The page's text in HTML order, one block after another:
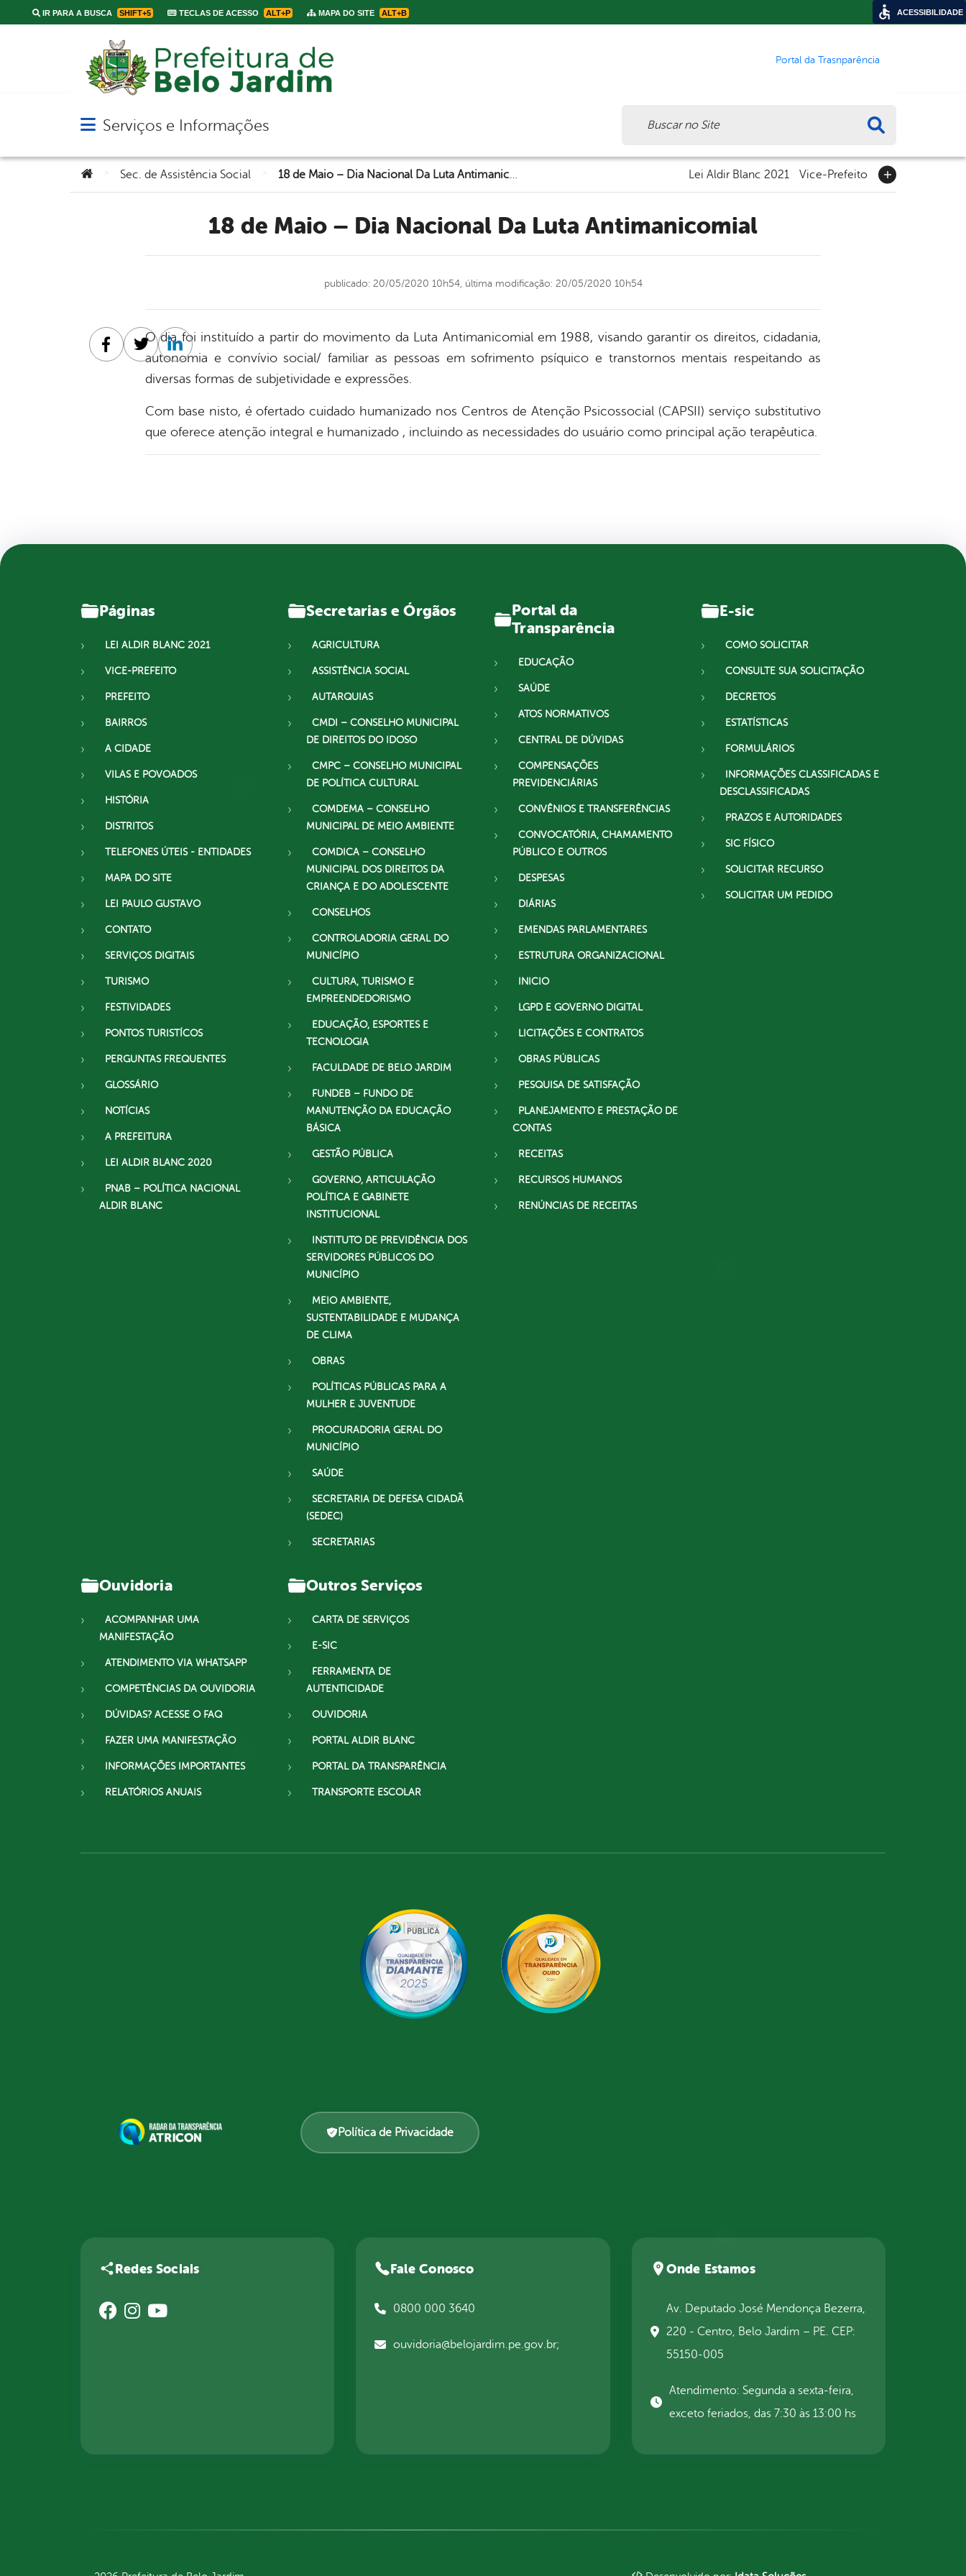
IR PARA A BUSCA SHIFT+5 TECLAS DE ACESSO ALT+P MAPA DO SITE ALT+B
Portal da Trasnparência
Abrir menu principal de navegação
Serviços e Informações
Você está aqui:Sec. de Assistência Social Lei Aldir Blanc 2021 Vice-Prefeito
18 de Maio – Dia Nacional Da Luta Antimanicomial
publicado: 20/05/2020 10h54, última modificação: 20/05/2020 10h54
O dia foi instituído a partir do movimento da Luta Antimanicomial em 1988, visando garantir os direitos, cidadania,
autonomia e convívio social/ familiar as pessoas em sofrimento psíquico e transtornos mentais respeitando as
diversas formas de subjetividade e expressões.
Com base nisto, é ofertado cuidado humanizado nos Centros de Atenção Psicossocial (CAPSII) serviço substitutivo
que oferece atenção integral e humanizado , incluindo as necessidades do usuário como principal ação terapêutica.
Facebook
TwitterLinkedin
Páginas
LEI ALDIR BLANC 2021
VICE-PREFEITO
PREFEITO
BAIRROS
A CIDADE
VILAS E POVOADOS
HISTÓRIA
DISTRITOS
TELEFONES ÚTEIS - ENTIDADES
MAPA DO SITE
LEI PAULO GUSTAVO
CONTATO
SERVIÇOS DIGITAIS
TURISMO
FESTIVIDADES
PONTOS TURISTÍCOS
PERGUNTAS FREQUENTES
GLOSSÁRIO
NOTÍCIAS
A PREFEITURA
LEI ALDIR BLANC 2020
PNAB – POLÍTICA NACIONAL
ALDIR BLANC
Secretarias e Órgãos
AGRICULTURA
ASSISTÊNCIA SOCIAL
AUTARQUIAS
CMDI – CONSELHO MUNICIPAL
DE DIREITOS DO IDOSO
CMPC – CONSELHO MUNICIPAL
DE POLÍTICA CULTURAL
COMDEMA – CONSELHO
MUNICIPAL DE MEIO AMBIENTE
COMDICA – CONSELHO
MUNICIPAL DOS DIREITOS DA
CRIANÇA E DO ADOLESCENTE
CONSELHOS
CONTROLADORIA GERAL DO
MUNICÍPIO
CULTURA, TURISMO E
EMPREENDEDORISMO
EDUCAÇÃO, ESPORTES E
TECNOLOGIA
FACULDADE DE BELO JARDIM
FUNDEB – FUNDO DE
MANUTENÇÃO DA EDUCAÇÃO
BÁSICA
GESTÃO PÚBLICA
GOVERNO, ARTICULAÇÃO
POLÍTICA E GABINETE
INSTITUCIONAL
INSTITUTO DE PREVIDÊNCIA DOS
SERVIDORES PÚBLICOS DO
MUNICÍPIO
MEIO AMBIENTE,
SUSTENTABILIDADE E MUDANÇA
DE CLIMA
OBRAS
POLÍTICAS PÚBLICAS PARA A
MULHER E JUVENTUDE
PROCURADORIA GERAL DO
MUNICÍPIO
SAÚDE
SECRETARIA DE DEFESA CIDADÃ
(SEDEC)
SECRETARIAS
Portal da
Transparência
EDUCAÇÃO
SAÚDE
ATOS NORMATIVOS
CENTRAL DE DÚVIDAS
COMPENSAÇÕES
PREVIDENCIÁRIAS
CONVÊNIOS E TRANSFERÊNCIAS
CONVOCATÓRIA, CHAMAMENTO
PÚBLICO E OUTROS
DESPESAS
DIÁRIAS
EMENDAS PARLAMENTARES
ESTRUTURA ORGANIZACIONAL
INICIO
LGPD E GOVERNO DIGITAL
LICITAÇÕES E CONTRATOS
OBRAS PÚBLICAS
PESQUISA DE SATISFAÇÃO
PLANEJAMENTO E PRESTAÇÃO DE
CONTAS
RECEITAS
RECURSOS HUMANOS
RENÚNCIAS DE RECEITAS
E-sic
COMO SOLICITAR
CONSULTE SUA SOLICITAÇÃO
DECRETOS
ESTATÍSTICAS
FORMULÁRIOS
INFORMAÇÕES CLASSIFICADAS E
DESCLASSIFICADAS
PRAZOS E AUTORIDADES
SIC FÍSICO
SOLICITAR RECURSO
SOLICITAR UM PEDIDO
Ouvidoria
ACOMPANHAR UMA
MANIFESTAÇÃO
ATENDIMENTO VIA WHATSAPP
COMPETÊNCIAS DA OUVIDORIA
DÚVIDAS? ACESSE O FAQ
FAZER UMA MANIFESTAÇÃO
INFORMAÇÕES IMPORTANTES
RELATÓRIOS ANUAIS
Outros Serviços
CARTA DE SERVIÇOS
E-SIC
FERRAMENTA DE
AUTENTICIDADE
OUVIDORIA
PORTAL ALDIR BLANC
PORTAL DA TRANSPARÊNCIA
TRANSPORTE ESCOLAR
Política de Privacidade
Redes Sociais Fale Conosco
0800 000 3640
ouvidoria@belojardim.pe.gov.br;
Onde Estamos
Av. Deputado José Mendonça Bezerra,
220 - Centro, Belo Jardim – PE. CEP:
55150-005
Atendimento: Segunda a sexta-feira,
exceto feriados, das 7:30 às 13:00 hs
ACESSIBILIDADE